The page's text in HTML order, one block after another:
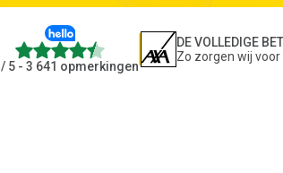
4.4
/ 5 - 3 641 opmerkingen
DE VOLLEDIGE
Zo zorgen wij voor